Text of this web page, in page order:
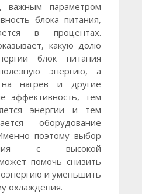
важным параметром
блока питания,
в процентах.
какую долю
блок питания
энергию, а
нагрев и другие
эффективность, тем
энергии и тем
оборудование
поэтому выбор
с высокой
помочь снизить
и уменьшить
охлаждения.